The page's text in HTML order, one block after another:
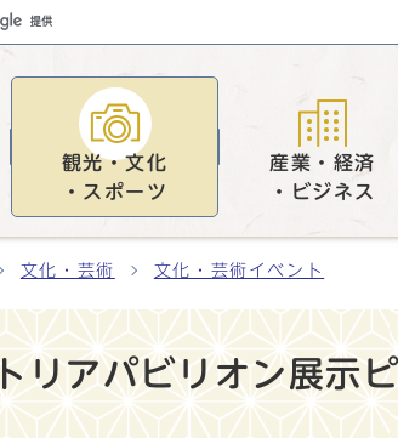
観光・文化
・スポーツ
産業・経済
・ビジネス
文化・芸術 文化・芸術イベント
リアパビリオン展示